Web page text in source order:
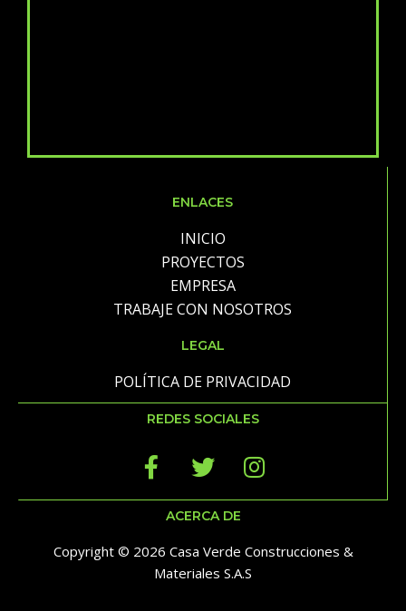
ENLACES
INICIO
PROYECTOS
EMPRESA
TRABAJE CON NOSOTROS
LEGAL
POLÍTICA DE PRIVACIDAD
REDES SOCIALES
ACERCA DE
Copyright © 2026 Casa Verde Construcciones &
Materiales S.A.S